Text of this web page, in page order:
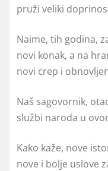
pruži veliki
Naime, tih godina,
novi konak, a na
novi crep i
Naš sagovornik,
službi naroda u
Kako kaže, nove
nove i bolje uslove